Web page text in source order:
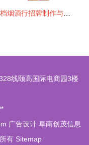
线颐高国际电商园3楼
广告设计 阜南创茂信息
有 Sitemap